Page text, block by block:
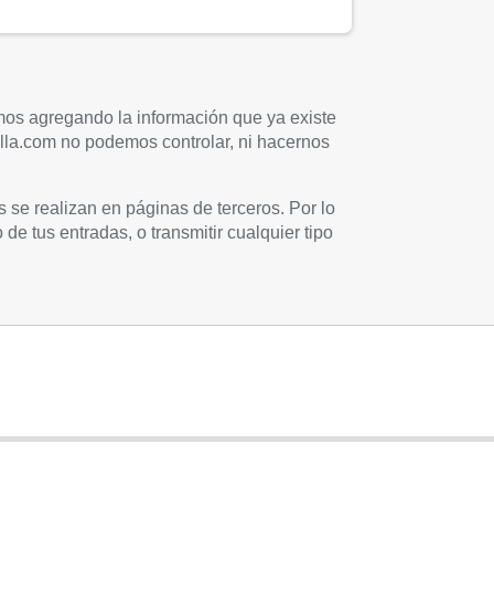
agregando la información que ya existe
no podemos controlar, ni hacernos
se realizan en páginas de terceros. Por lo
tus entradas, o transmitir cualquier tipo